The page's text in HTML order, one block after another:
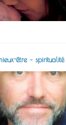
être –